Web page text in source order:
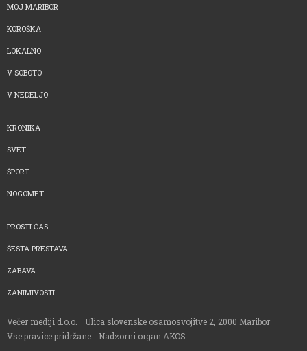
MOJ MARIBOR
KOROŠKA
LOKALNO
V SOBOTO
V NEDELJO
KRONIKA
SVET
ŠPORT
NOGOMET
PROSTI ČAS
ŠESTA PRESTAVA
ZABAVA
ZANIMIVOSTI
Večer mediji d.o.o.
Ulica slovenske osamosvojitve 2, 2000 Maribor
Vse pravice pridržane
Nadzorni organ AKOS